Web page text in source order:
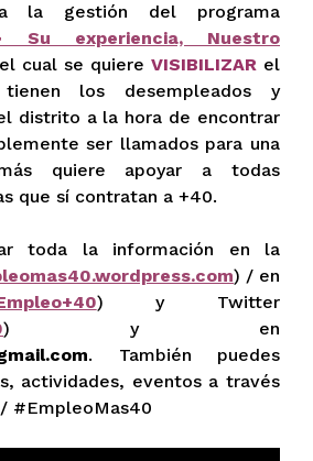
la gestión del programa
Su experiencia, Nuestro
cual se quiere VISIBILIZAR el
los desempleados y
distrito a la hora de encontrar
ser llamados para una
quiere apoyar a todas
que sí contratan a +40.
toda la información en la
) / en
) y Twitter
) y en
. También puedes
actividades, eventos a través
#EmpleoMas40